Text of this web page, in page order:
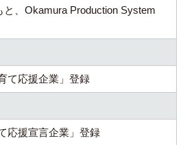
、Okamura Production System
て応援企業」登録
応援宣言企業」登録